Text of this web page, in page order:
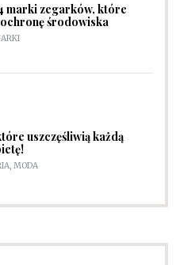
marki zegarków, które
środowiska
uszczęśliwią każdą
, MODA